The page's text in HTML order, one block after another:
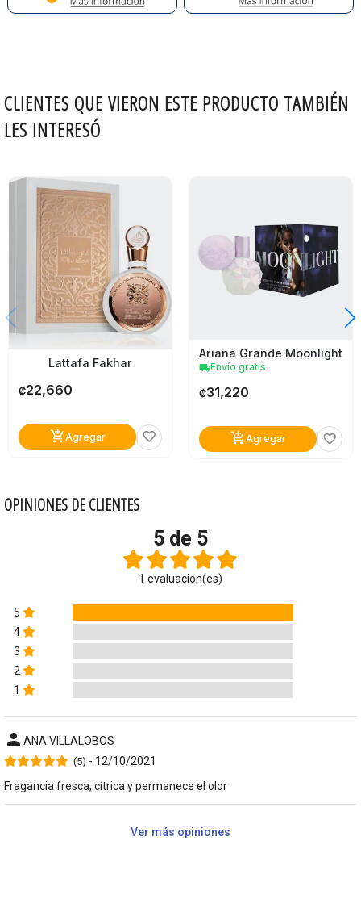
CLIENTES QUE VIERON ESTE PRODUCTO TAMBIÉN
LES INTERESÓ
Lattafa Fakhar
₡22,660
add_shopping_cartAgregar favorite_border
Ariana Grande Moonlight
local_shippingEnvío gratis
₡31,220
add_shopping_cartAgregar favorite_border
OPINIONES DE CLIENTES
5 de 5
1 evaluacion(es)
5
4
3
2
1
person ANA VILLALOBOS
(5) - 12/10/2021
Fragancia fresca, cítrica y permanece el olor
Ver más opiniones